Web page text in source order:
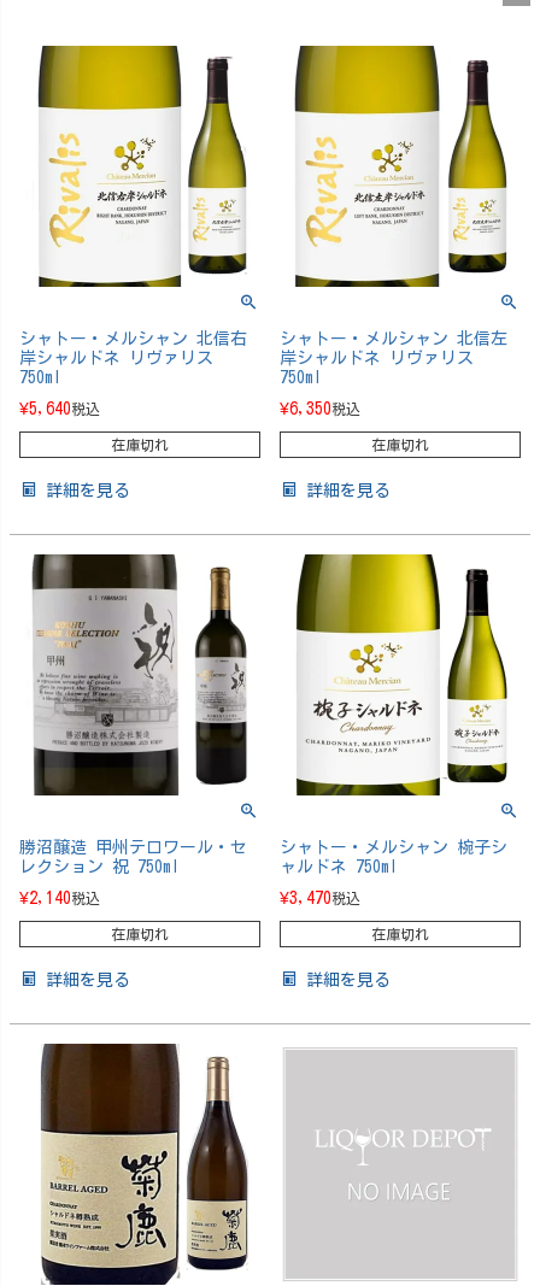
シャトー・メルシャン 北信右
岸シャルドネ リヴァリス
750ml
¥5,640税込
在庫切れ
詳細を見る
シャトー・メルシャン 北信左
岸シャルドネ リヴァリス
750ml
¥6,350税込
在庫切れ
詳細を見る
勝沼醸造 甲州テロワール・セ
レクション 祝 750ml
¥2,140税込
在庫切れ
詳細を見る
シャトー・メルシャン 椀子シ
ャルドネ 750ml
¥3,470税込
在庫切れ
詳細を見る